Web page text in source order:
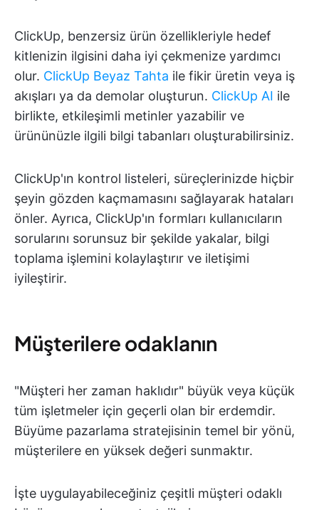
ClickUp, benzersiz ürün özellikleriyle hedef
kitlenizin ilgisini daha iyi çekmenize yardımcı
olur. ClickUp Beyaz Tahta ile fikir üretin veya iş
akışları ya da demolar oluşturun. ClickUp AI ile
birlikte, etkileşimli metinler yazabilir ve
ürününüzle ilgili bilgi tabanları oluşturabilirsiniz.
ClickUp'ın kontrol listeleri, süreçlerinizde hiçbir
şeyin gözden kaçmamasını sağlayarak hataları
önler. Ayrıca, ClickUp'ın formları kullanıcıların
sorularını sorunsuz bir şekilde yakalar, bilgi
toplama işlemini kolaylaştırır ve iletişimi
iyileştirir.
Müşterilere odaklanın
"Müşteri her zaman haklıdır" büyük veya küçük
tüm işletmeler için geçerli olan bir erdemdir.
Büyüme pazarlama stratejisinin temel bir yönü,
müşterilere en yüksek değeri sunmaktır.
İşte uygulayabileceğiniz çeşitli müşteri odaklı